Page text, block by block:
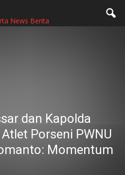
dan Kapolda
Porseni PWNU
Momentum